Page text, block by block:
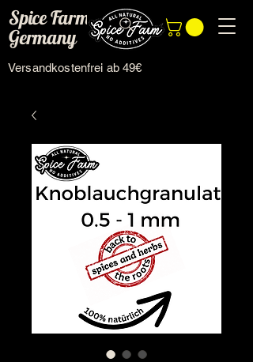
Spice Farm
Germany
Versandkostenfrei ab 49€